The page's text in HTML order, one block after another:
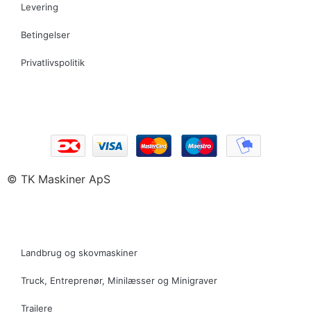
Levering
Betingelser
Privatlivspolitik
© TK Maskiner ApS
Landbrug og skovmaskiner
Truck, Entreprenør, Minilæsser og Minigraver
Trailere